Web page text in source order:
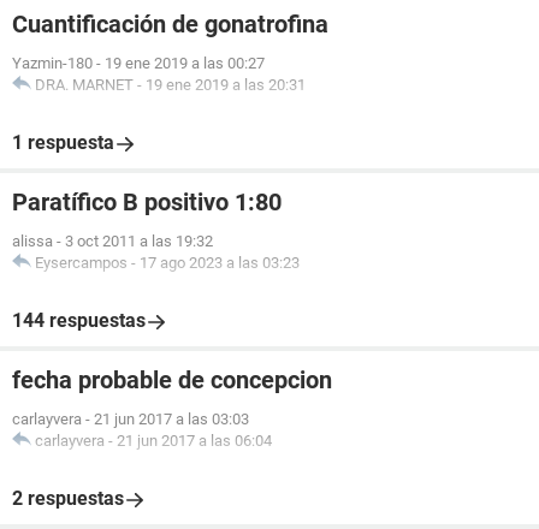
Cuantificación de gonatrofina
Yazmin-180 - 19 ene 2019 a las 00:27
DRA. MARNET - 19 ene 2019 a las 20:31
1 respuesta
Paratífico B positivo 1:80
alissa - 3 oct 2011 a las 19:32
Eysercampos - 17 ago 2023 a las 03:23
144 respuestas
fecha probable de concepcion
carlayvera - 21 jun 2017 a las 03:03
carlayvera - 21 jun 2017 a las 06:04
2 respuestas